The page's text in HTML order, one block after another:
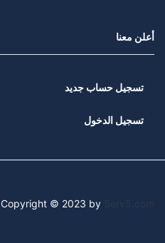
أعلن معنا
تسجيل حساب جديد
تسجيل الدخول
Copyright © 2023 by